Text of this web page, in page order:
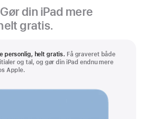
Gør din iPad mere
gratis.
personlig, helt gratis. Få graveret både
og tal, og gør din iPad endnu mere
Apple.